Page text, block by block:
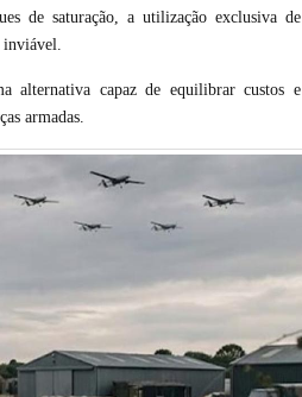
de saturação, a utilização exclusiva de
alternativa capaz de equilibrar custos e
armadas.